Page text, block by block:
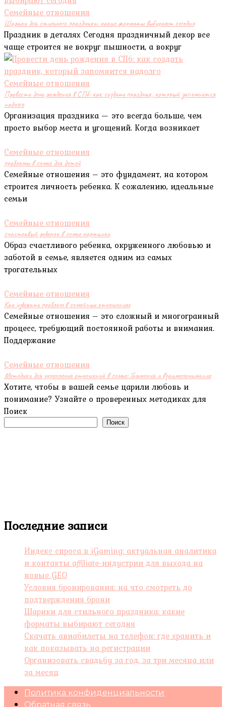
Семейные отношения
Шарики для стильного праздника: какие форматы выбирают сегодня
Праздник в деталях Сегодня праздничный декор все
чаще строится не вокруг пышности, а вокруг
Семейные отношения
Провести день рождения в СПб: как создать праздник, который запомнится
надолго
Организация праздника — это всегда больше, чем
просто выбор места и угощений. Когда возникает
Семейные отношения
проблемы в семье для детей
Семейные отношения – это фундамент, на котором
строится личность ребенка. К сожалению, идеальные
семьи
Семейные отношения
счастливый ребенок в семье картинки
Образ счастливого ребенка, окруженного любовью и
заботой в семье, является одним из самых
трогательных
Семейные отношения
Как избежать проблем в семейных отношениях
Семейные отношения – это сложный и многогранный
процесс, требующий постоянной работы и внимания.
Поддержание
Семейные отношения
Методики для укрепления отношений в семье: Гармония и взаимопонимание
Хотите, чтобы в вашей семье царили любовь и
понимание? Узнайте о проверенных методиках для
Поиск
Поиск
Последние записи
Индекс спроса в iGaming: актуальная аналитика
и контакты affiliate-индустрии для выхода на
новые GEO
Условия бронирования: на что смотреть до
подтверждения брони
Шарики для стильного праздника: какие
форматы выбирают сегодня
Скачать авиабилеты на телефон: где хранить и
как показывать на регистрации
Организовать свадьбу за год, за три месяца или
за месяц
Политика конфиденциальности
Обратная связь